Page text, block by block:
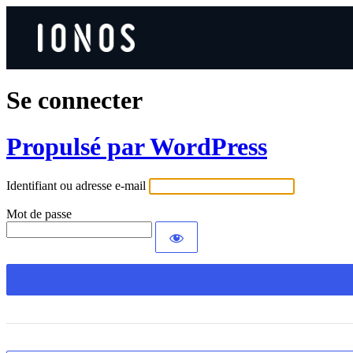
Se connecter
Propulsé par WordPress
Identifiant ou adresse e-mail
Mot de passe